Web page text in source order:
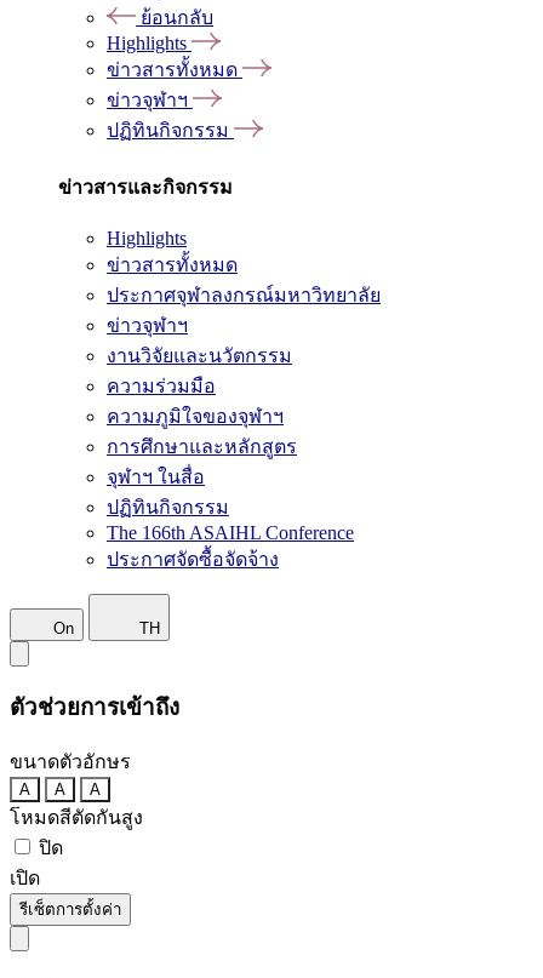
ย้อนกลับ
Highlights
ข่าวสารทั้งหมด
ข่าวจุฬาฯ
ปฏิทินกิจกรรม
ข่าวสารและกิจกรรม
Highlights
ข่าวสารทั้งหมด
ประกาศจุฬาลงกรณ์มหาวิทยาลัย
ข่าวจุฬาฯ
งานวิจัยและนวัตกรรม
ความร่วมมือ
ความภูมิใจของจุฬาฯ
การศึกษาและหลักสูตร
จุฬาฯ ในสื่อ
ปฏิทินกิจกรรม
The 166th ASAIHL Conference
ประกาศจัดซื้อจัดจ้าง
On TH
ตัวช่วยการเข้าถึง
ขนาดตัวอักษร
A A A
โหมดสีตัดกันสูง
ปิด
เปิด
รีเซ็ตการตั้งค่า